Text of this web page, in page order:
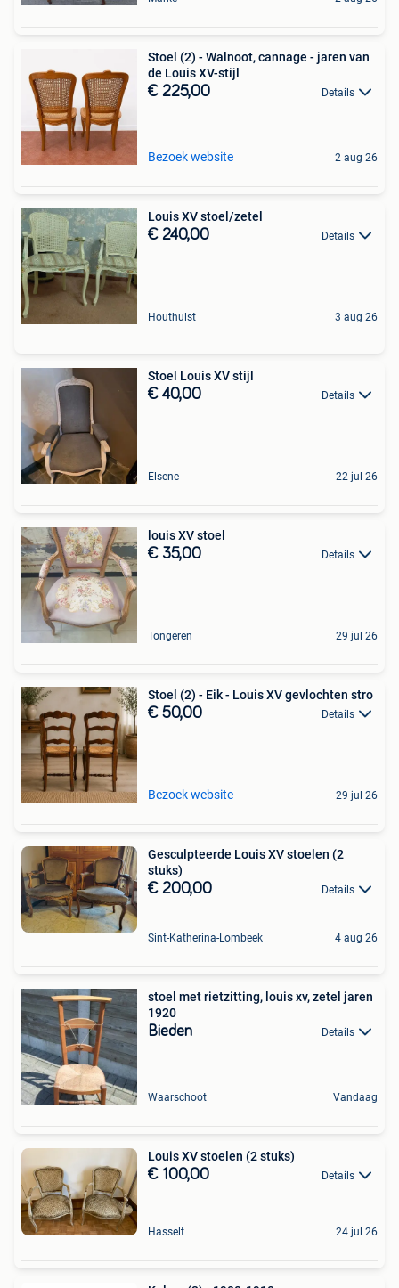
Stoel (2) - Walnoot, cannage - jaren van
de Louis XV-stijl
€ 225,00 Details
Bezoek website 2 aug 26
Louis XV stoel/zetel
€ 240,00 Details
Houthulst 3 aug 26
Stoel Louis XV stijl
€ 40,00 Details
Elsene 22 jul 26
louis XV stoel
€ 35,00 Details
Tongeren 29 jul 26
Stoel (2) - Eik - Louis XV gevlochten stro
€ 50,00 Details
Bezoek website 29 jul 26
Gesculpteerde Louis XV stoelen (2
stuks)
€ 200,00 Details
Sint-Katherina-Lombeek 4 aug 26
stoel met rietzitting, louis xv, zetel jaren
1920
Bieden Details
Waarschoot Vandaag
Louis XV stoelen (2 stuks)
€ 100,00 Details
Hasselt 24 jul 26